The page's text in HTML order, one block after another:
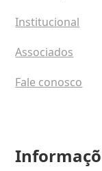
Institucional
Associados
Fale conosco